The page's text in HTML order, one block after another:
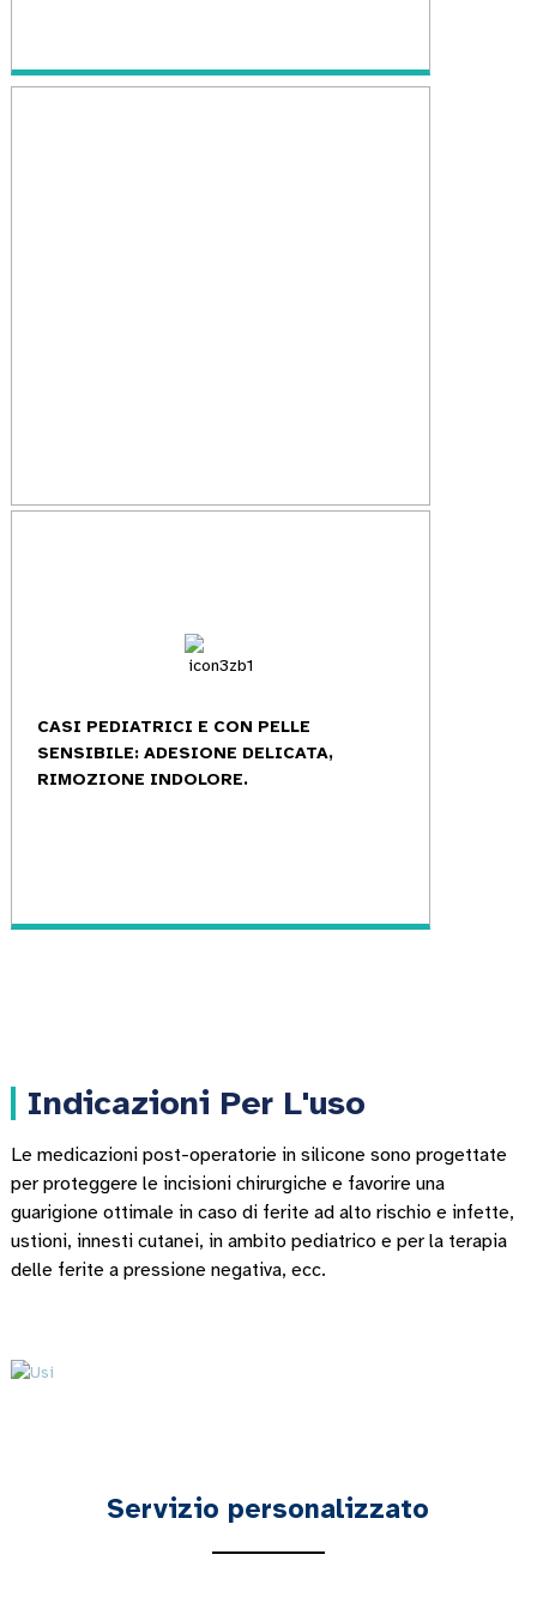
CASI PEDIATRICI E CON PELLE
SENSIBILE: ADESIONE DELICATA,
RIMOZIONE INDOLORE.
Indicazioni Per L'uso
Le medicazioni post-operatorie in silicone sono progettate
per proteggere le incisioni chirurgiche e favorire una
guarigione ottimale in caso di ferite ad alto rischio e infette,
ustioni, innesti cutanei, in ambito pediatrico e per la terapia
delle ferite a pressione negativa, ecc.
Servizio personalizzato